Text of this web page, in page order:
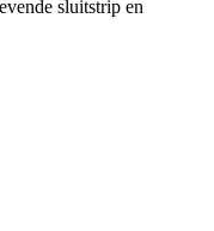
sluitstrip en